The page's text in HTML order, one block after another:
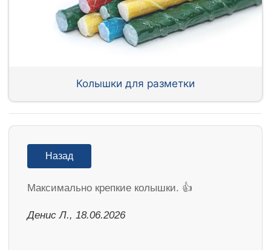
Колышки для разметки
Назад
Максимально крепкие колышки. 👍
Денис Л., 18.06.2026